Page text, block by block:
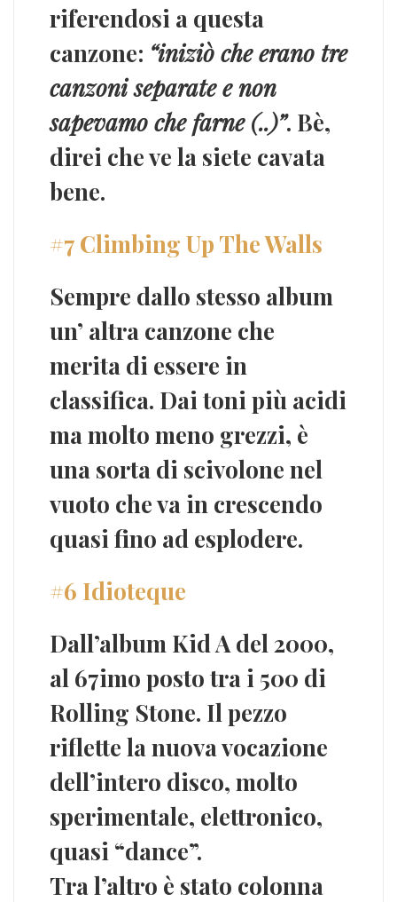
riferendosi a questa
canzone: “iniziò che erano tre
canzoni separate e non
sapevamo che farne (..)”. Bè,
direi che ve la siete cavata
bene.
#7 Climbing Up The Walls
Sempre dallo stesso album
un’ altra canzone che
merita di essere in
classifica. Dai toni più acidi
ma molto meno grezzi, è
una sorta di scivolone nel
vuoto che va in crescendo
quasi fino ad esplodere.
#6 Idioteque
Dall’album Kid A del 2000,
al 67imo posto tra i 500 di
Rolling Stone. Il pezzo
riflette la nuova vocazione
dell’intero disco, molto
sperimentale, elettronico,
quasi “dance”.
Tra l’altro è stato colonna